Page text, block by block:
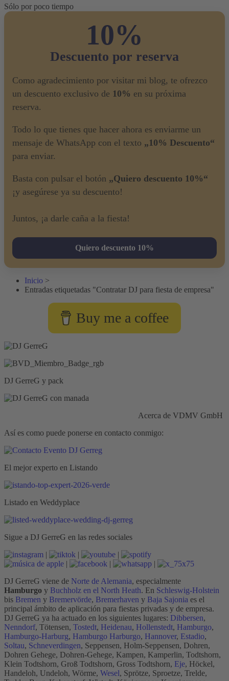
Sólo por poco tiempo
10%
Descuento por reserva
Como agradecimiento por visitar mi blog, te ofrezco
un descuento exclusivo de 10% en su próxima
reserva.
Todo lo que tienes que hacer ahora es enviarme un
mensaje de WhatsApp con el texto „10% Descuento“
para enviar.
Basta con pulsar el botón „Quiero descuento 10%“
¡y asegúrese ya su descuento!
Juntos, ¡a darle caña a la fiesta!
Quiero descuento 10%
Inicio >
Entradas etiquetadas "Contratar DJ para fiesta de empresa"
Buy me a coffee
DJ GerreG y pack
Acerca de VDMV GmbH
Así es como puede ponerse en contacto conmigo:
El mejor experto en Listando
Listado en Weddyplace
Sigue a DJ GerreG en las redes sociales
|
|
|
|
|
|
DJ GerreG viene de Norte de Alemania, especialmente
Hamburgo y Buchholz en el North Heath. En Schleswig-Holstein
bis Bremen y Bremervörde, Bremerhaven y Baja Sajonia es el
principal ámbito de aplicación para fiestas privadas y de empresa.
DJ GerreG ya ha actuado en los siguientes lugares: Dibbersen,
Nenndorf, Tötensen, Tostedt, Heidenau, Hollenstedt, Hamburgo,
Hamburgo-Harburg, Hamburgo Harburgo, Hannover, Estadio,
Soltau, Schneverdingen, Seppensen, Holm-Seppensen, Dohren,
Dohren Gehege, Dohren-Gehege, Kampen, Kamperlin, Todtshorn,
Klein Todtshorn, Groß Todtshorn, Gross Todtshorn, Eje, Höckel,
Handeloh, Undeloh, Wörme, Wesel, Sprötze, Sproetze, Trelde,